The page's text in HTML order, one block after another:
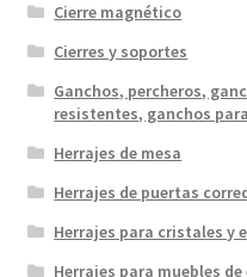
Cierre magnético
Cierres y soportes
Ganchos, percheros,
resistentes, ganchos
Herrajes de mesa
Herrajes de puertas
Herrajes para cristales y
Herrajes para muebles